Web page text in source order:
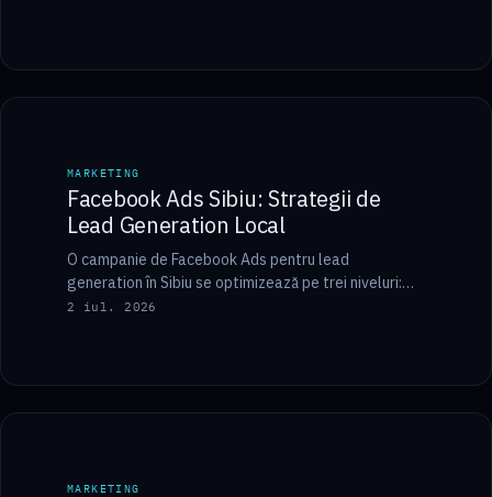
9 min
MARKETING
Facebook Ads Sibiu: Strategii de
Lead Generation Local
O campanie de Facebook Ads pentru lead
generation în Sibiu se optimizează pe trei niveluri:
folosești formulare instantanee (Instant Forms) ca
2 iul. 2026
10 min
MARKETING